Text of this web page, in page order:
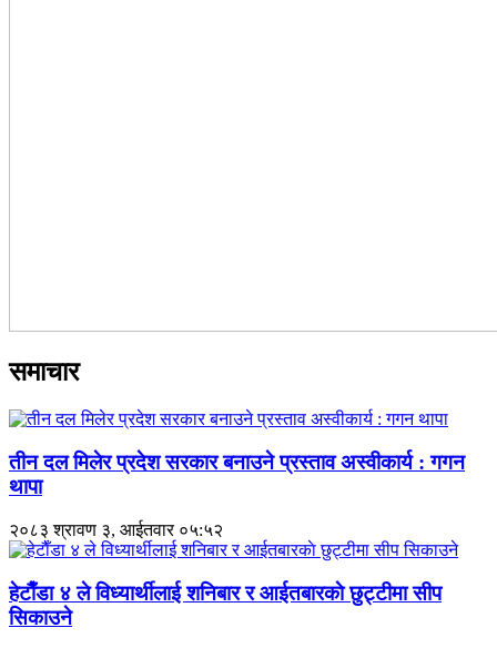
समाचार
तीन दल मिलेर प्रदेश सरकार बनाउने प्रस्ताव अस्वीकार्य : गगन
थापा
२०८३ श्रावण ३, आईतवार ०५:५२
हेटाैँडा ४ ले विध्यार्थीलाई शनिबार र आईतबारकाे छुट्टीमा सीप
सिकाउने